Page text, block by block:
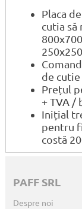
Placa
cutia să
de cutie
Prețul
+ TVA /
Inițial
pentru
costă
PAFF SRL
Despre noi